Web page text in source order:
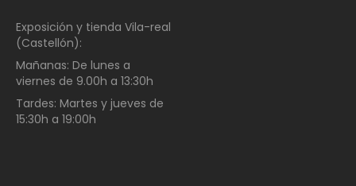
Exposición y tienda Vila-real
(Castellón):
Mañanas: De lunes a
viernes de 9.00h a 13:30h
Tardes: Martes y jueves de
15:30h a 19:00h